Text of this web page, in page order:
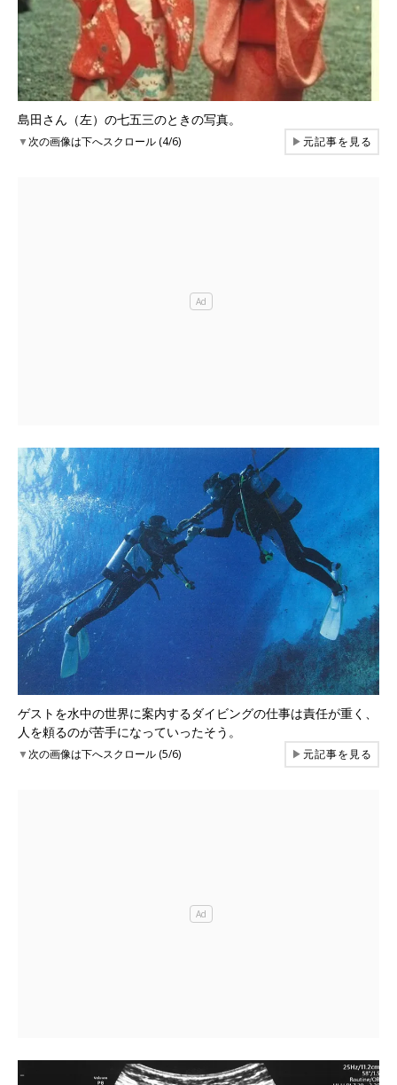
島田さん（左）の七五三のときの写真。
▼次の画像は下へスクロール (4/6) ▶元記事を見る
ゲストを水中の世界に案内するダイビングの仕事は責任が重く、
人を頼るのが苦手になっていったそう。
▼次の画像は下へスクロール (5/6) ▶元記事を見る